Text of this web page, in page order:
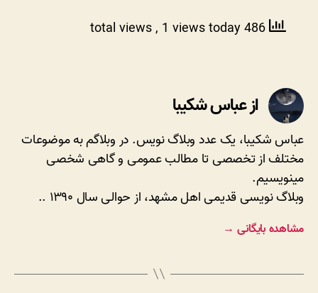
, 1 views today
از عباس شکیبا
عباس شکیبا، یک عدد وبلاگ نویس. در وبلاگم به موضوعات
مختلف از تخصصی تا مطالب عمومی و گاهی شخصی
مینویسیم.
وبلاگ نویسی قدیمی اهل مشهد، از حوالی سال ۱۳۹۰ ..
مشاهده بایگانی →